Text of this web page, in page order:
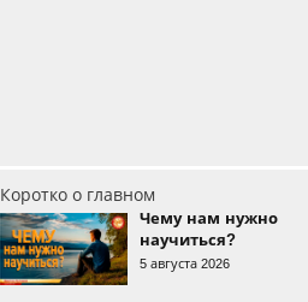
Коротко о главном
Чему нам нужно
научиться?
5 августа 2026